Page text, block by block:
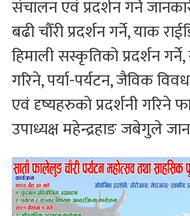
संचालन एवं प्रदर्शन गर्ने
बढी चौँरी प्रदर्शन गर्ने, याक
हिमाली सस्कृतिको प्रदर्शन
गरिने, पर्या-पर्यटन, जैविक
एवं दृष्यहरुको प्रदर्शनी गरिने
उपाध्यक्ष महेन्द्रहाङ जबेगुले